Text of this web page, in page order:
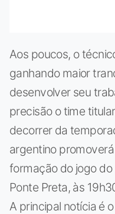
Aos poucos, o
ganhando maior
desenvolver seu
precisão o time
decorrer da
argentino
formação do jogo
Ponte Preta, às
A principal notícia é